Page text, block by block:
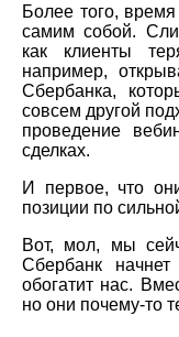
Более того,
самим собой.
как клиенты
например,
Сбербанка,
совсем другой
проведение
сделках.
И первое, что
позиции по
Вот, мол, мы
Сбербанк
обогатит нас.
но они почему-то